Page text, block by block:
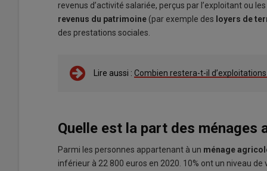
revenus d’activité salariée, perçus par l’exploitant ou
revenus du patrimoine (par exemple des loyers de
des prestations sociales.
Lire aussi : Combien restera-t-il
Quelle est la part des ménages
Parmi les personnes appartenant à un ménage
inférieur à 22 800 euros en 2020. 10% ont un niveau